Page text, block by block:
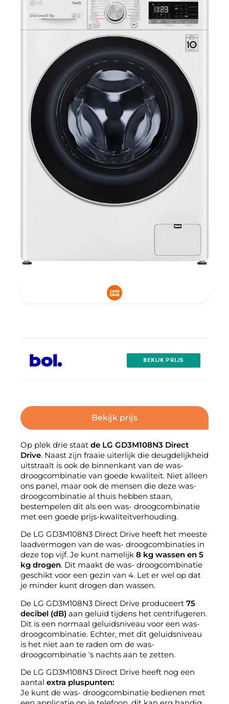
BEKIJK PRIJS
Bekijk prijs
Op plek drie staat de LG GD3M108N3 Direct
Drive. Naast zijn fraaie uiterlijk die deugdelijkheid
uitstraalt is ook de binnenkant van de was-
droogcombinatie van goede kwaliteit. Niet alleen
ons panel, maar ook de mensen die deze was-
droogcombinatie al thuis hebben staan,
bestempelen dit als een was- droogcombinatie
met een goede prijs-kwaliteitverhouding.
De LG GD3M108N3 Direct Drive heeft het meeste
laadvermogen van de was- droogcombinaties in
deze top vijf. Je kunt namelijk 8 kg wassen en 5
kg drogen. Dit maakt de was- droogcombinatie
geschikt voor een gezin van 4. Let er wel op dat
je minder kunt drogen dan wassen.
De LG GD3M108N3 Direct Drive produceert 75
decibel (dB) aan geluid tijdens het centrifugeren.
Dit is een normaal geluidsniveau voor een was-
droogcombinatie. Echter, met dit geluidsniveau
is het niet aan te raden om de was-
droogcombinatie ‘s nachts aan te zetten.
De LG GD3M108N3 Direct Drive heeft nog een
aantal extra pluspunten:
Je kunt de was- droogcombinatie bedienen met